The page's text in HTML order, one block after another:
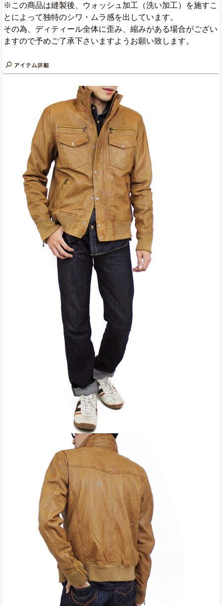
※この商品は縫製後、ウォッシュ加工（洗い加工）を施すこ
とによって独特のシワ・ムラ感を出しています。
その為、ディティール全体に歪み、縮みがある場合がござい
ますので予めご了承下さいますようお願い致します。